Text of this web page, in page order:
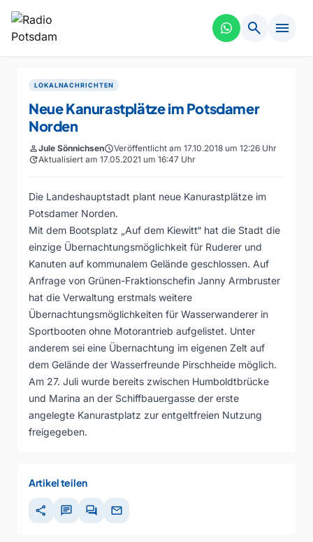
search menu
LOKALNACHRICHTEN
Neue Kanurastplätze im Potsdamer
Norden
personJule SönnichsenscheduleVeröffentlicht am 17.10.2018 um 12:26 Uhr
updateAktualisiert am 17.05.2021 um 16:47 Uhr
Die Landeshauptstadt plant neue Kanurastplätze im
Potsdamer Norden.
Mit dem Bootsplatz „Auf dem Kiewitt“ hat die Stadt die
einzige Übernachtungsmöglichkeit für Ruderer und
Kanuten auf kommunalem Gelände geschlossen. Auf
Anfrage von Grünen-Fraktionschefin Janny Armbruster
hat die Verwaltung erstmals weitere
Übernachtungsmöglichkeiten für Wasserwanderer in
Sportbooten ohne Motorantrieb aufgelistet. Unter
anderem sei eine Übernachtung im eigenen Zelt auf
dem Gelände der Wasserfreunde Pirschheide möglich.
Am 27. Juli wurde bereits zwischen Humboldtbrücke
und Marina an der Schiffbauergasse der erste
angelegte Kanurastplatz zur entgeltfreien Nutzung
freigegeben.
Artikel teilen
share chat forum mail